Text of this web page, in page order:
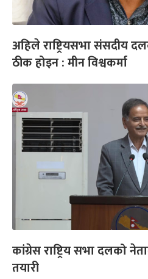
अहिले राष्ट्रियसभा संसदीय
ठीक होइन : मीन विश्वकर्मा
कांग्रेस राष्ट्रिय सभा दलको
तयारी